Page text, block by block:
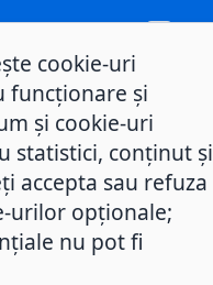
cookie-uri
funcționare și
și cookie-uri
statistici, conținut și
accepta sau refuza
urilor opționale;
nu pot fi